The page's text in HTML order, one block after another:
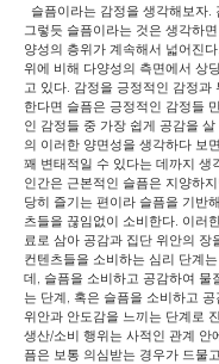
슬픔이라는 감정을 생각해보자.
그렇듯 슬픔이라는 것은 생각하
양성의 층위가 계속해서 넓어진
위에 비해 다양성의 측면에서 상
고 있다. 감정을 긍정적인 감정과
한다면 슬픔은 긍정적인 감정들
인 감정들 중 가장 쉽게 공감을
의 이러한 양면성을 생각하다 보
꽤 변태적일 수 있다는 데까지 생
인간은 근본적인 슬픔은 지양하
당히 즐기는 편이라 슬픔을 기반
츠들을 끊임없이 소비한다. 이러
료로 삼아 공감과 집단 위안의 장
컨텐츠들을 소비하는 심리 단계
데, 슬픔을 소비하고 공감하여 물
는 단계, 혹은 슬픔을 소비하고
위안과 안도감을 느끼는 단계로
생산/소비 행위는 사적인 관계 안
픔은 보통 의심받는 경우가 드물